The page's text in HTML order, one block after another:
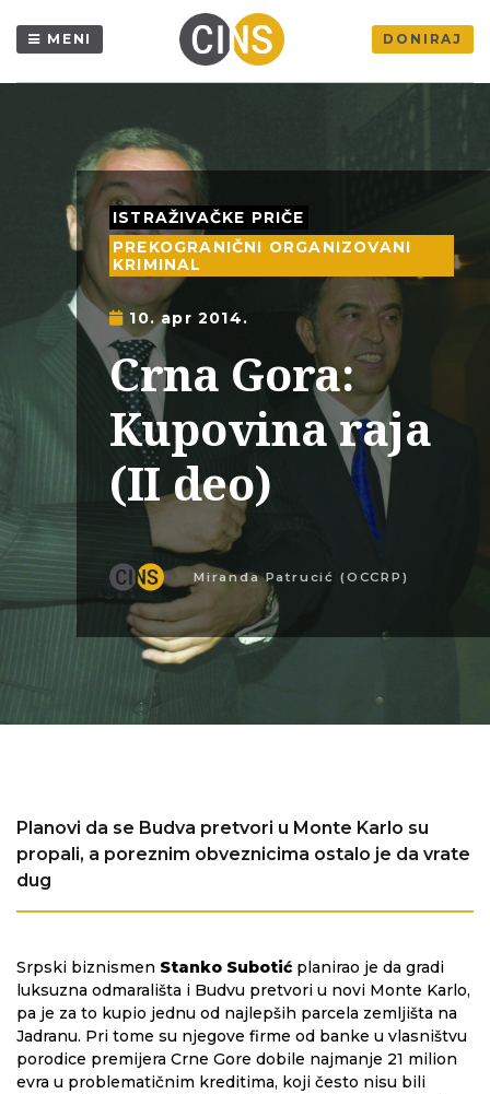
MENI DONIRAJ
ISTRAŽIVAČKE PRIČE
PREKOGRANIČNI ORGANIZOVANI
KRIMINAL
10. apr 2014.
Crna Gora:
Kupovina raja
(II deo)
Miranda Patrucić (OCCRP)
Planovi da se Budva pretvori u Monte Karlo su
propali, a poreznim obveznicima ostalo je da vrate
dug
Srpski biznismen Stanko Subotić planirao je da gradi
luksuzna odmarališta i Budvu pretvori u novi Monte Karlo,
pa je za to kupio jednu od najlepših parcela zemljišta na
Jadranu. Pri tome su njegove firme od banke u vlasništvu
porodice premijera Crne Gore dobile najmanje 21 milion
evra u problematičnim kreditima, koji često nisu bili